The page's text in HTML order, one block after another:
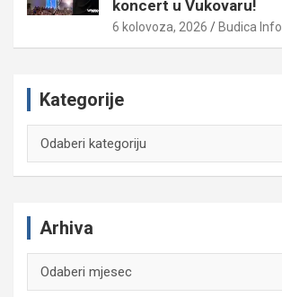
koncert u Vukovaru!
6 kolovoza, 2026 Budica Info
Kategorije
Arhiva